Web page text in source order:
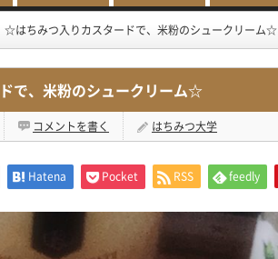
☆はちみつ入りカスタードで、米粉のシュークリーム☆
で、米粉のシュークリーム☆
コメントを書く はちみつ大学
Hatena Pocket RSS feedly